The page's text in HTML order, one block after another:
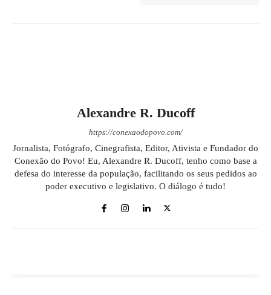
Alexandre R. Ducoff
https://conexaodopovo.com/
Jornalista, Fotógrafo, Cinegrafista, Editor, Ativista e Fundador do
Conexão do Povo! Eu, Alexandre R. Ducoff, tenho como base a
defesa do interesse da população, facilitando os seus pedidos ao
poder executivo e legislativo. O diálogo é tudo!